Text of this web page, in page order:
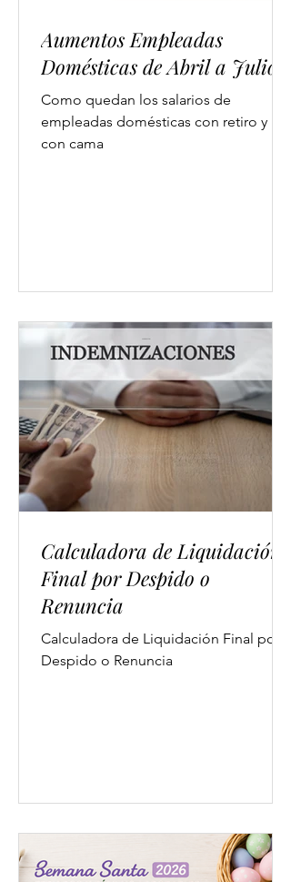
Aumentos Empleadas
Domésticas de Abril a Julio
Como quedan los salarios de
empleadas domésticas con retiro y
con cama
Calculadora de Liquidación
Final por Despido o
Renuncia
Calculadora de Liquidación Final por
Despido o Renuncia